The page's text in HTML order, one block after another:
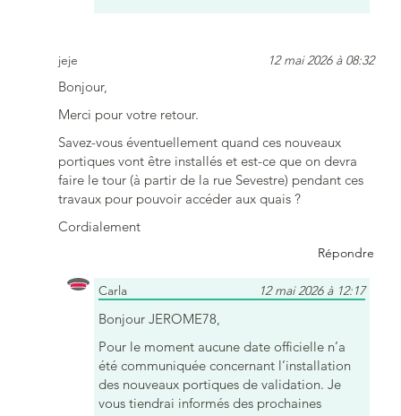
jeje 12 mai 2026 à 08:32
Bonjour,
Merci pour votre retour.
Savez-vous éventuellement quand ces nouveaux
portiques vont être installés et est-ce que on devra
faire le tour (à partir de la rue Sevestre) pendant ces
travaux pour pouvoir accéder aux quais ?
Cordialement
Répondre
Carla 12 mai 2026 à 12:17
Bonjour JEROME78,
Pour le moment aucune date officielle n’a
été communiquée concernant l’installation
des nouveaux portiques de validation. Je
vous tiendrai informés des prochaines